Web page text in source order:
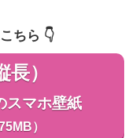
ちら 👇️
）
マホ壁紙
）